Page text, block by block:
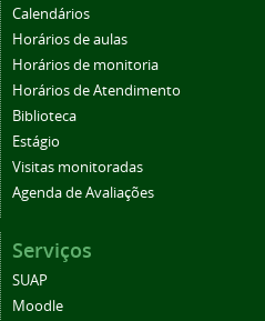
Calendários
Horários de aulas
Horários de monitoria
Horários de Atendimento
Biblioteca
Estágio
Visitas monitoradas
Agenda de Avaliações
Serviços
SUAP
Moodle